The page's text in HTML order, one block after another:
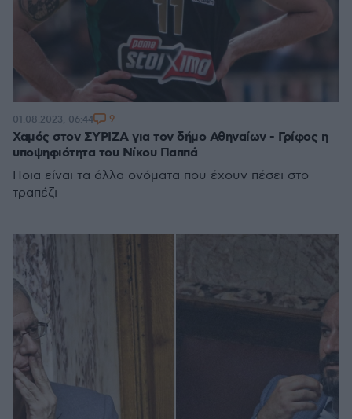
Χαμός στον ΣΥΡΙΖΑ για τον δήμο Αθηναίων - Γρίφος η
υποψηφιότητα του Νίκου Παππά
Ποια είναι τα άλλα ονόματα που έχουν πέσει στο
τραπέζι
01.08.2023, 06:44 9